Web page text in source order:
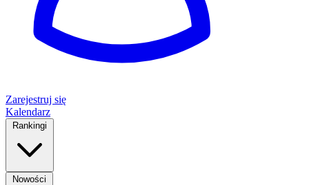
Zarejestruj się
Kalendarz
Rankingi
Nowości